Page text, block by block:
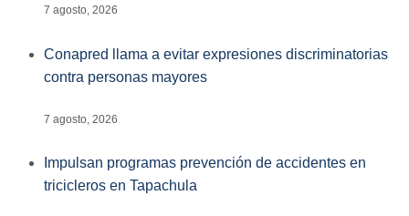
7 agosto, 2026
Conapred llama a evitar expresiones discriminatorias
contra personas mayores
7 agosto, 2026
Impulsan programas prevención de accidentes en
tricicleros en Tapachula